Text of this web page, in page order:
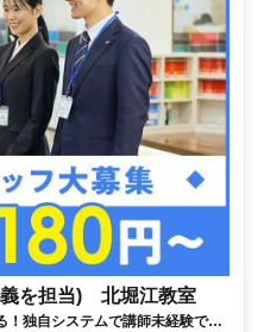
義を担当) 北堀江教室
！独自システムで講師未経験でも